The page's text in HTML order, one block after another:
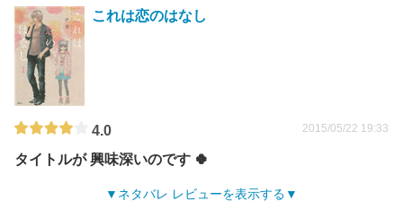
これは恋のはなし
4.0 2015/05/22 19:33
タイトルが 興味深いのです 🍀
ネタバレ レビューを表示する